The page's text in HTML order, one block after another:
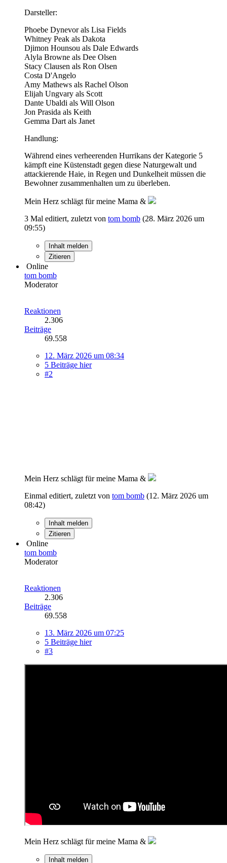
Darsteller:
Phoebe Dynevor als Lisa Fields
Whitney Peak als Dakota
Djimon Hounsou als Dale Edwards
Alyla Browne als Dee Olsen
Stacy Clausen als Ron Olsen
Costa D'Angelo
Amy Mathews als Rachel Olson
Elijah Ungvary als Scott
Dante Ubaldi als Will Olson
Jon Prasida als Keith
Gemma Dart als Janet
Handlung:
Während eines verheerenden Hurrikans der Kategorie 5
kämpft eine Küstenstadt gegen diese Naturgewalt und
attackierende Haie, in Regen und Dunkelheit müssen die
Bewohner zusammenhalten um zu überleben.
Mein Herz schlägt für meine Mama &
3 Mal editiert, zuletzt von tom bomb (28. März 2026 um
09:55)
Inhalt melden
Zitieren
Online
tom bomb
Moderator
Reaktionen
2.306
Beiträge
69.558
12. März 2026 um 08:34
5 Beiträge hier
#2
Mein Herz schlägt für meine Mama &
Einmal editiert, zuletzt von tom bomb (12. März 2026 um
08:42)
Inhalt melden
Zitieren
Online
tom bomb
Moderator
Reaktionen
2.306
Beiträge
69.558
13. März 2026 um 07:25
5 Beiträge hier
#3
Mein Herz schlägt für meine Mama &
Inhalt melden